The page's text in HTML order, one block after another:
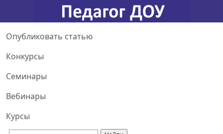
Опубликовать статью
Конкурсы
Семинары
Вебинары
Курсы